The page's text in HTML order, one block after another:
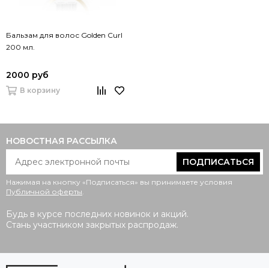
Бальзам для волос Golden Curl
200 мл.
2000 руб
В корзину
НОВОСТНАЯ РАССЫЛКА
ПОДПИСАТЬСЯ
Нажимая на кнопку «Подписаться» вы принимаете условия
Публичной оферты.
Будь в курсе последних новинок и акций.
Стань участником закрытых распродаж.